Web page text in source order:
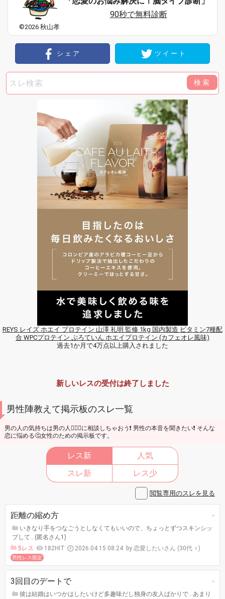
©2026 秋山孝
90秒で無料診断
シェア ツイート
検索
REYS レイズ ホエイ プロテイン 山澤 礼明 監修 1kg 国内製造 ビタミン7種配
合 WPCプロテイン ぷろていん ホエイプロテイン (カフェオレ風味)
過去1か月で4万点以上購入されました
新しいレスの受付は終了しました
男性陣教えて掲示板のスレ一覧
男の人の気持ちは男の人🙋🏼‍♂️に相談しちゃおう❗ 男性の本音を聞きたい❗ そんな
恋に悩める🤔女性のための掲示板です。
レス新
人気
スレ新
レス少
閲覧専用のスレを見る
距離の縮め方
いきなり手をつなごうとしなくてもいいので、ちょっとずつスキンシッ
プして…(匿名さん1)
5レス
182HIT 2026.04.15 08:24 恋愛したいさん (30代 ♀)
男性レス限定
3回目のデートで
彼は結婚はいつかはしたいけど多趣味だし独身の友人ばかりで…あまり